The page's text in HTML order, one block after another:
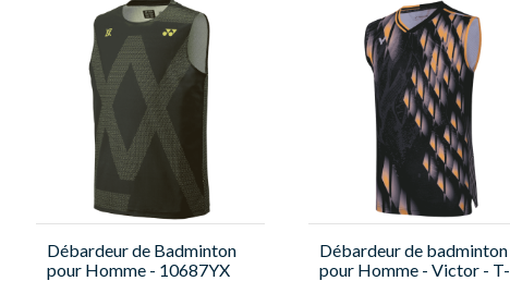
Débardeur de Badminton
pour Homme - 10687YX
Débardeur de badminton
pour Homme - Victor - T-